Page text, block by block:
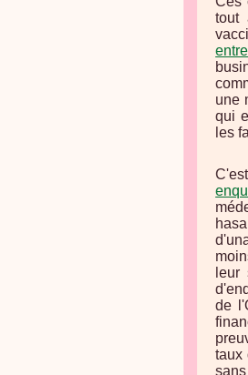
tout
une
qui
les
de
taux